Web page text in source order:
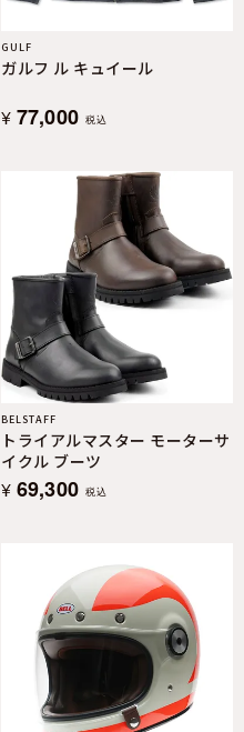
GULF
ガルフ ル キュイール
¥ 77,000 税込
BELSTAFF
トライアルマスター モーターサ
イクル ブーツ
¥ 69,300 税込